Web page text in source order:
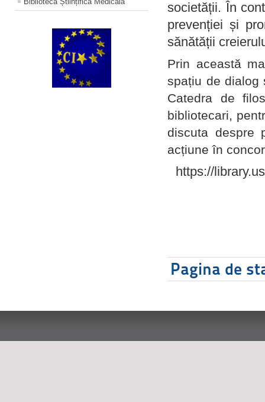
societății. În
prevenției și
sănătății
Prin această
spațiu de dialog
Catedra de
bibliotecari,
discuta despre
acțiune în
https://
Pagina de